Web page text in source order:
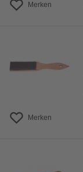
Merken
Merken